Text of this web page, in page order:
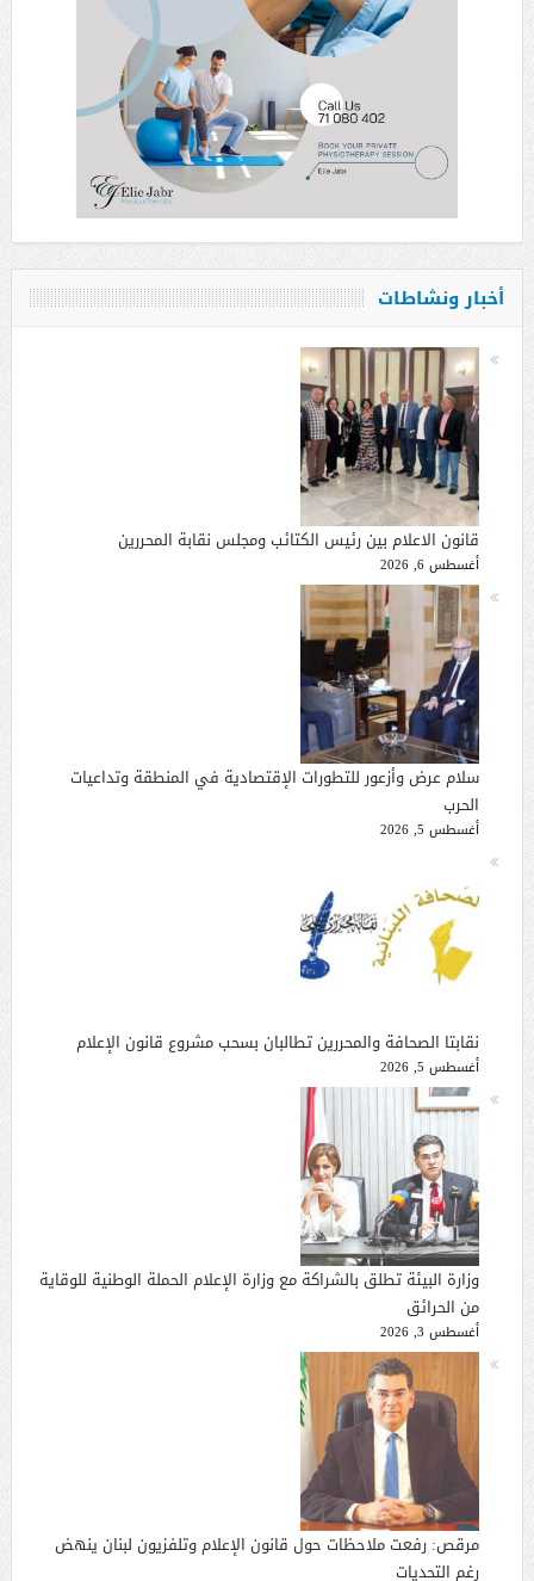
أخبار ونشاطات
قانون الاعلام بين رئيس الكتائب ومجلس نقابة المحررين
أغسطس 6, 2026
سلام عرض وأزعور للتطورات الإقتصادية في المنطقة وتداعيات
الحرب
أغسطس 5, 2026
نقابتا الصحافة والمحررين تطالبان بسحب مشروع قانون الإعلام
أغسطس 5, 2026
وزارة البيئة تطلق بالشراكة مع وزارة الإعلام الحملة الوطنية للوقاية
من الحرائق
أغسطس 3, 2026
مرقص: رفعت ملاحظات حول قانون الإعلام وتلفزيون لبنان ينهض
رغم التحديات